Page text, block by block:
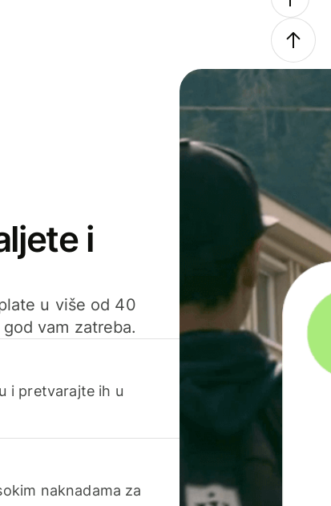
i
u više od 40
vam zatreba.
i pretvarajte ih u
naknadama za